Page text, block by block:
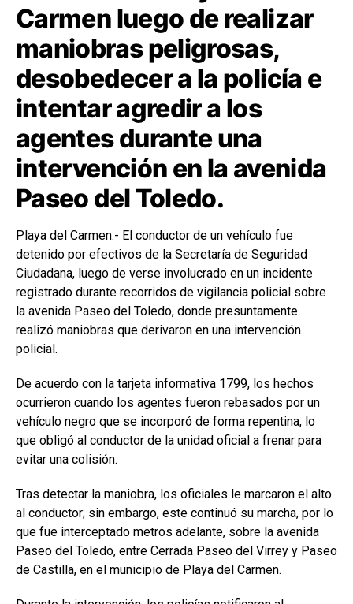
Carmen luego de realizar
maniobras peligrosas,
desobedecer a la policía e
intentar agredir a los
agentes durante una
intervención en la avenida
Paseo del Toledo.
Playa del Carmen.- El conductor de un vehículo fue
detenido por efectivos de la Secretaría de Seguridad
Ciudadana, luego de verse involucrado en un incidente
registrado durante recorridos de vigilancia policial sobre
la avenida Paseo del Toledo, donde presuntamente
realizó maniobras que derivaron en una intervención
policial.
De acuerdo con la tarjeta informativa 1799, los hechos
ocurrieron cuando los agentes fueron rebasados por un
vehículo negro que se incorporó de forma repentina, lo
que obligó al conductor de la unidad oficial a frenar para
evitar una colisión.
Tras detectar la maniobra, los oficiales le marcaron el alto
al conductor; sin embargo, este continuó su marcha, por lo
que fue interceptado metros adelante, sobre la avenida
Paseo del Toledo, entre Cerrada Paseo del Virrey y Paseo
de Castilla, en el municipio de Playa del Carmen.